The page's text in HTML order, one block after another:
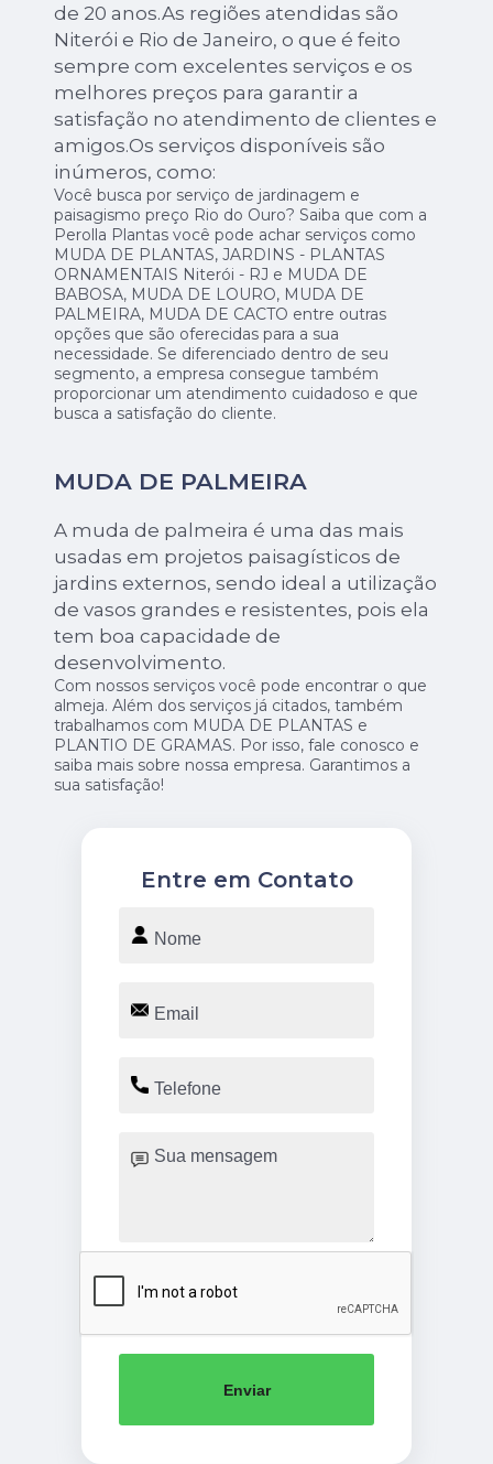
de 20 anos.As regiões atendidas são
Niterói e Rio de Janeiro, o que é feito
sempre com excelentes serviços e os
melhores preços para garantir a
satisfação no atendimento de clientes e
amigos.Os serviços disponíveis são
inúmeros, como:
Você busca por serviço de jardinagem e
paisagismo preço Rio do Ouro? Saiba que com a
Perolla Plantas você pode achar serviços como
MUDA DE PLANTAS, JARDINS - PLANTAS
ORNAMENTAIS Niterói - RJ e MUDA DE
BABOSA, MUDA DE LOURO, MUDA DE
PALMEIRA, MUDA DE CACTO entre outras
opções que são oferecidas para a sua
necessidade. Se diferenciado dentro de seu
segmento, a empresa consegue também
proporcionar um atendimento cuidadoso e que
busca a satisfação do cliente.
MUDA DE PALMEIRA
A muda de palmeira é uma das mais
usadas em projetos paisagísticos de
jardins externos, sendo ideal a utilização
de vasos grandes e resistentes, pois ela
tem boa capacidade de
desenvolvimento.
Com nossos serviços você pode encontrar o que
almeja. Além dos serviços já citados, também
trabalhamos com MUDA DE PLANTAS e
PLANTIO DE GRAMAS. Por isso, fale conosco e
saiba mais sobre nossa empresa. Garantimos a
sua satisfação!
Entre em Contato
Enviar